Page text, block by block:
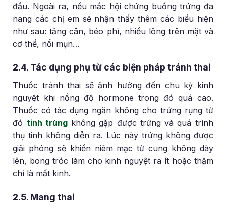
đầu. Ngoài ra, nếu mắc hội chứng buồng trứng đa
nang các chị em sẽ nhận thấy thêm các biểu hiện
như sau: tăng cân, béo phì, nhiều lông trên mặt và
cơ thể, nổi mụn…
2.4. Tác dụng phụ từ các biện pháp tránh thai
Thuốc tránh thai sẽ ảnh hưởng đến chu kỳ kinh
nguyệt khi nồng độ hormone trong đó quá cao.
Thuốc có tác dụng ngăn không cho trứng rụng từ
đó tinh trùngkhông gặp được trứng và quá trình
thụ tinh không diễn ra. Lúc này trứng không được
giải phóng sẽ khiến niêm mạc tử cung không dày
lên, bong tróc làm cho kinh nguyệt ra ít hoặc thậm
chí là mất kinh.
2.5. Mang thai